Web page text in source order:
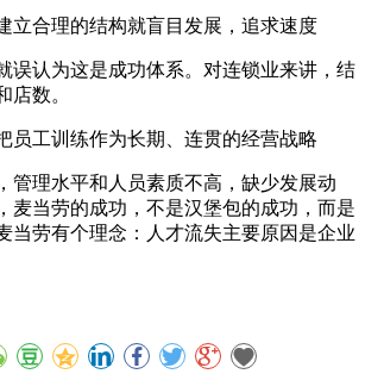
合理的结构就盲目发展，追求速度
认为这是成功体系。对连锁业来讲，结
店数。
工训练作为长期、连贯的经营战略
理水平和人员素质不高，缺少发展动
麦当劳的成功，不是汉堡包的成功，而是
当劳有个理念：人才流失主要原因是企业